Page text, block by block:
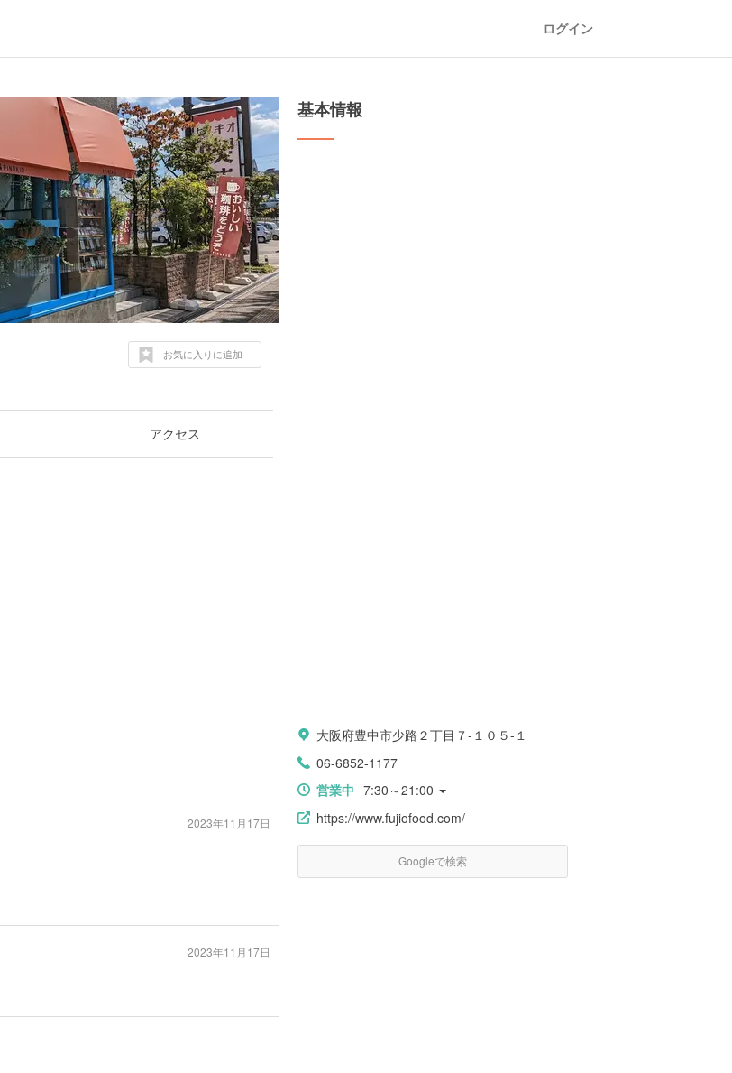
ログイン
お気に入りに追加
アクセス
2023年11月17日
2023年11月17日
基本情報
大阪府豊中市少路２丁目７-１０５-１
06-6852-1177
営業中 7:30～21:00
https://www.fujiofood.com/
Googleで検索